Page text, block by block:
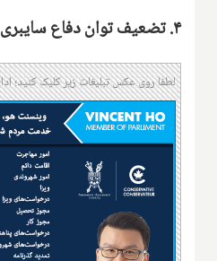
۴. تضعیف توان دفاع سایبری بومی
لطفا روی عکس تبلیغات زیر کلیک کنید؛